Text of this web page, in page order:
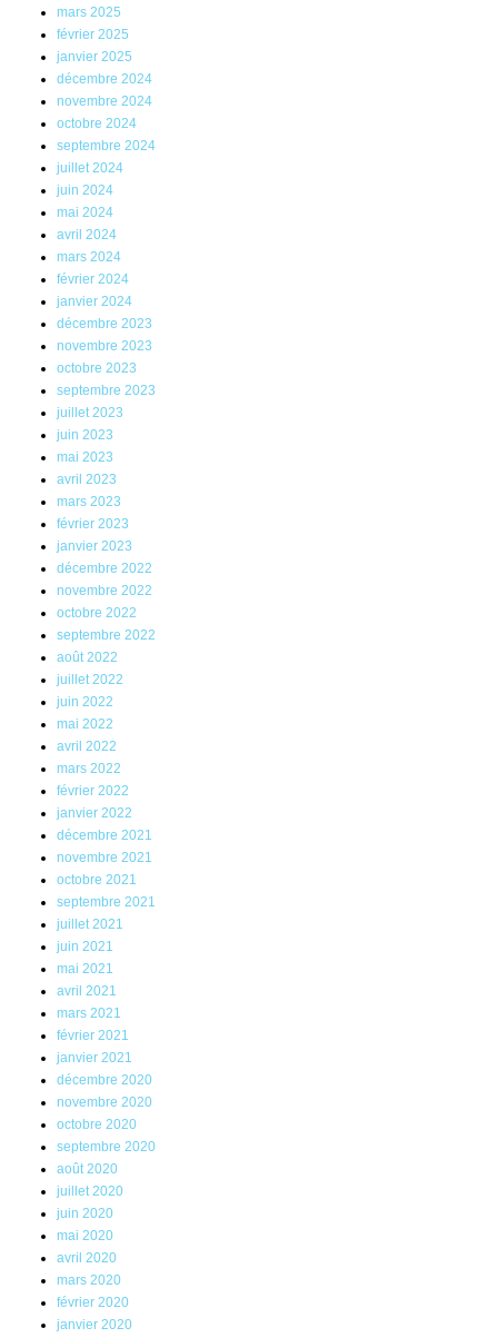
mars 2025
février 2025
janvier 2025
décembre 2024
novembre 2024
octobre 2024
septembre 2024
juillet 2024
juin 2024
mai 2024
avril 2024
mars 2024
février 2024
janvier 2024
décembre 2023
novembre 2023
octobre 2023
septembre 2023
juillet 2023
juin 2023
mai 2023
avril 2023
mars 2023
février 2023
janvier 2023
décembre 2022
novembre 2022
octobre 2022
septembre 2022
août 2022
juillet 2022
juin 2022
mai 2022
avril 2022
mars 2022
février 2022
janvier 2022
décembre 2021
novembre 2021
octobre 2021
septembre 2021
juillet 2021
juin 2021
mai 2021
avril 2021
mars 2021
février 2021
janvier 2021
décembre 2020
novembre 2020
octobre 2020
septembre 2020
août 2020
juillet 2020
juin 2020
mai 2020
avril 2020
mars 2020
février 2020
janvier 2020